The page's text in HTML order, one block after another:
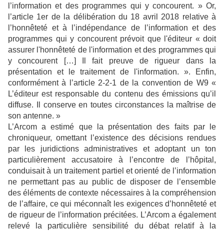
l’information et des programmes qui y concourent. » Or,
l’article 1er de la délibération du 18 avril 2018 relative à
l’honnêteté et à l’indépendance de l’information et des
programmes qui y concourent prévoit que l'éditeur « doit
assurer l'honnêteté de l'information et des programmes qui
y concourent […] Il fait preuve de rigueur dans la
présentation et le traitement de l'information. ». Enfin,
conformément à l’article 2-2-1 de la convention de W9 «
L’éditeur est responsable du contenu des émissions qu’il
diffuse. Il conserve en toutes circonstances la maîtrise de
son antenne. »
L’Arcom a estimé que la présentation des faits par le
chroniqueur, omettant l’existence des décisions rendues
par les juridictions administratives et adoptant un ton
particulièrement accusatoire à l’encontre de l’hôpital,
conduisait à un traitement partiel et orienté de l’information
ne permettant pas au public de disposer de l’ensemble
des éléments de contexte nécessaires à la compréhension
de l’affaire, ce qui méconnaît les exigences d’honnêteté et
de rigueur de l’information précitées. L’Arcom a également
relevé la particulière sensibilité du débat relatif à la